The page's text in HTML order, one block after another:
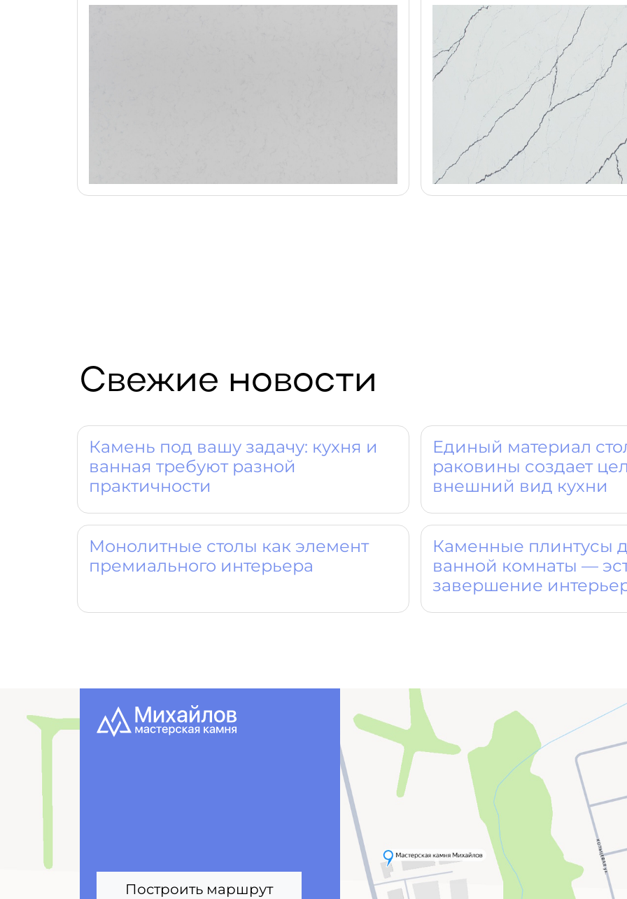
Свежие новости
Камень под вашу задачу: кухня и
ванная требуют разной
практичности
Единый материал
раковины создает
внешний вид кухни
Монолитные столы как элемент
премиального интерьера
Каменные плинтусы
ванной комнаты —
завершение
Построить маршрут